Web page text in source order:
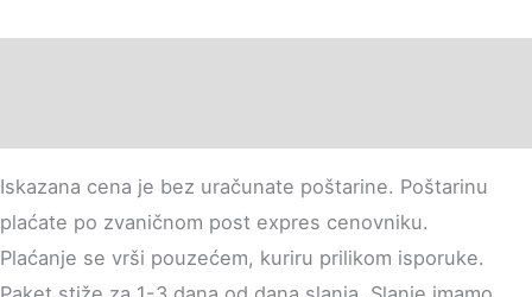
Iskazana cena je bez uračunate poštarine. Poštarinu
plaćate po zvaničnom post expres cenovniku.
Plaćanje se vrši pouzećem, kuriru prilikom isporuke.